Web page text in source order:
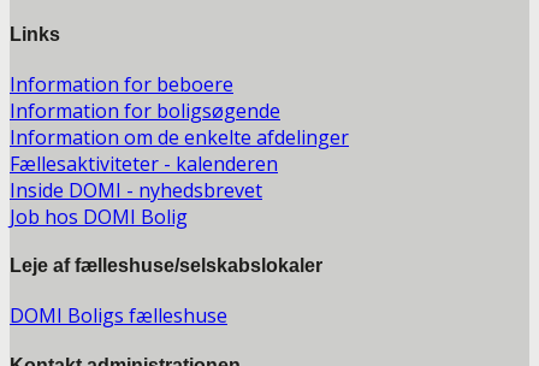
Links
Information for beboere
Information for boligsøgende
Information om de enkelte afdelinger
Fællesaktiviteter - kalenderen
Inside DOMI - nyhedsbrevet
Job hos DOMI Bolig
Leje af fælleshuse/selskabslokaler
DOMI Boligs fælleshuse